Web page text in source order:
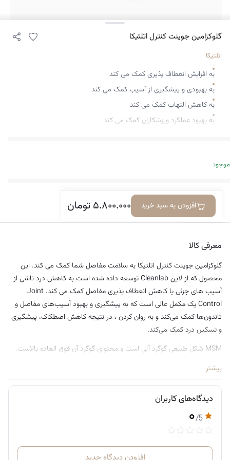
گلوکزامین جوینت کنترل اتلتیکا
اتلتیکا
به افزایش انعطاف پذیری کمک می کند
به بهبودی و پیشگیری از آسیب کمک می کند
به کاهش التهاب کمک می کند
به بهبود عملکرد ورزشکاران کمک می کند
موجود
۵.۸۰۰.۰۰۰تومان افزودن به سبد خریدمعرفی کالا دیدگاه‌ها
معرفی کالا
گلوکزامین جوینت کنترل اتلتیکا به سلامت مفاصل شما کمک می کند. این
محصول که از لاین Cleanlab توسعه داده شده است به کاهش درد ناشی از
آسیب های جزئی یا کاهش انعطاف پذیری مفاصل کمک می کند. Joint
Control یک مکمل عالی است که به پیشگیری و بهبود آسیب‌های مفاصل و
تاندون‌ها کمک می‌کند و به روان کردن ، در نتیجه کاهش اصطکاک، پیشگیری
و تسکین درد کمک می‌کند.
MSM شکل طبیعی گوگرد آلی است و محتوای گوگرد آن فوق العاده بالاست.
اسیدها که بلوک های ساختمانی اساسی پروتئین هستند، وجود دارد. از
آنجایی که گوگرد یک عنصر ضروری برای مفاصل سالم است، تصور می‌شود که
MSM برای حفظ سلامت مفاصل و همچنین مبارزه با آرتروز و سایر دردهای
مفاصل موثر است.
MSM از دیرباز به عنوان درمانی برای دردهای مرتبط با استئوآرتریت، آرتریت
روماتوئید، سندرم تونل کارپال و رگ به رگ شدن های ورزشی استفاده می شده
بیشتر
دیدگاه‌های کاربران
۰/5
افزودن دیدگاه جدید